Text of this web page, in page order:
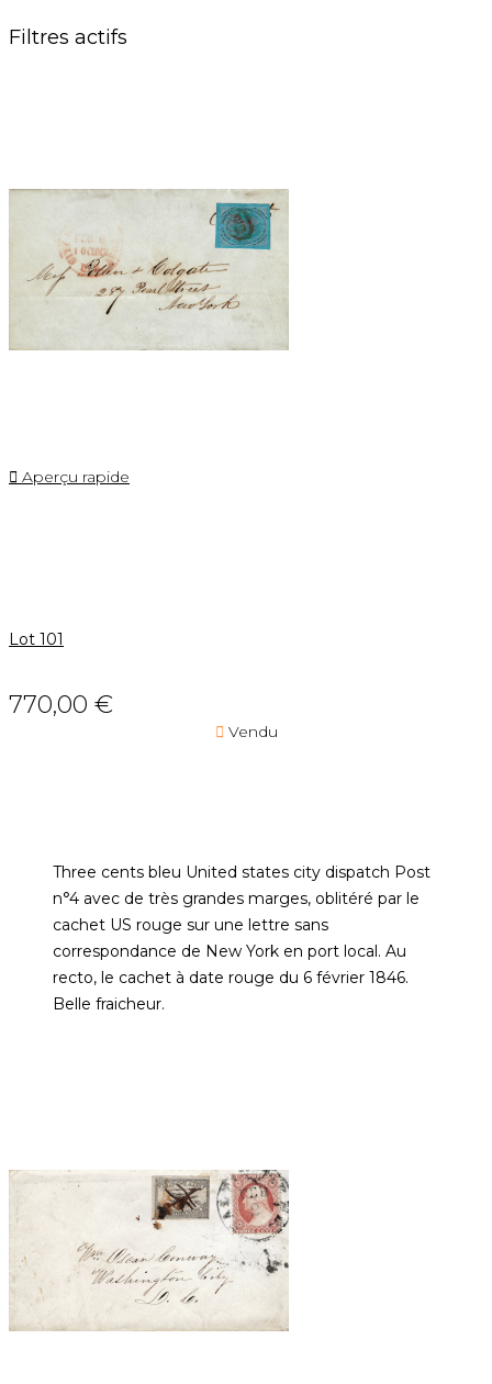
Filtres actifs
 Aperçu rapide
Lot 101
770,00 €
 Vendu
Three cents bleu United states city dispatch Post
n°4 avec de très grandes marges, oblitéré par le
cachet US rouge sur une lettre sans
correspondance de New York en port local. Au
recto, le cachet à date rouge du 6 février 1846.
Belle fraicheur.